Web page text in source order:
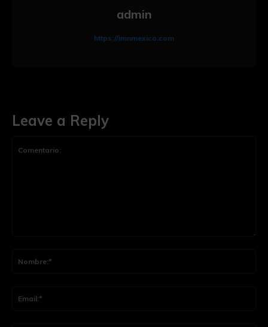
Leave a Reply
admin
https://imnmexico.com